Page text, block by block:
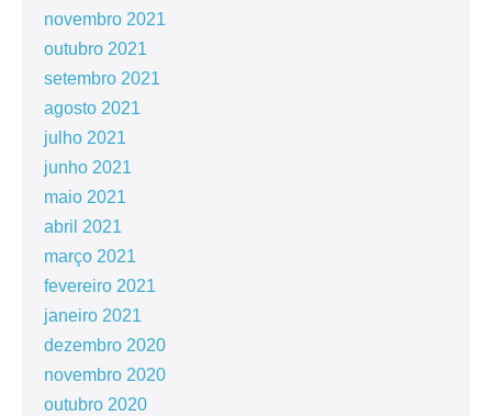
novembro 2021
outubro 2021
setembro 2021
agosto 2021
julho 2021
junho 2021
maio 2021
abril 2021
março 2021
fevereiro 2021
janeiro 2021
dezembro 2020
novembro 2020
outubro 2020